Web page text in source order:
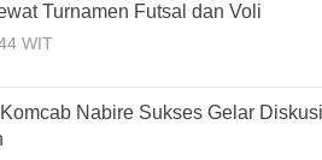
Turnamen Futsal dan Voli
WIT
Nabire Sukses Gelar